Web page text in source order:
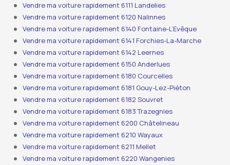
Vendre ma voiture rapidement 6111 Landelies
Vendre ma voiture rapidement 6120 Nalinnes
Vendre ma voiture rapidement 6140 Fontaine-L’Evêque
Vendre ma voiture rapidement 6141 Forchies-La-Marche
Vendre ma voiture rapidement 6142 Leernes
Vendre ma voiture rapidement 6150 Anderlues
Vendre ma voiture rapidement 6180 Courcelles
Vendre ma voiture rapidement 6181 Gouy-Lez-Piéton
Vendre ma voiture rapidement 6182 Souvret
Vendre ma voiture rapidement 6183 Trazegnies
Vendre ma voiture rapidement 6200 Châtelineau
Vendre ma voiture rapidement 6210 Wayaux
Vendre ma voiture rapidement 6211 Mellet
Vendre ma voiture rapidement 6220 Wangenies